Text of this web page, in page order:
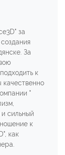
за
За
к
качественно
"
сильный
к
как